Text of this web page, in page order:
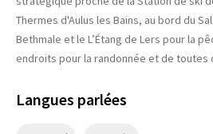
Thermes d'Aulus les Bains, au bord du
Bethmale et le L’Étang de Lers pour la
endroits pour la randonnée et de toutes
Langues parlées